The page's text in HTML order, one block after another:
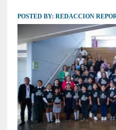
POSTED BY: REDACCION